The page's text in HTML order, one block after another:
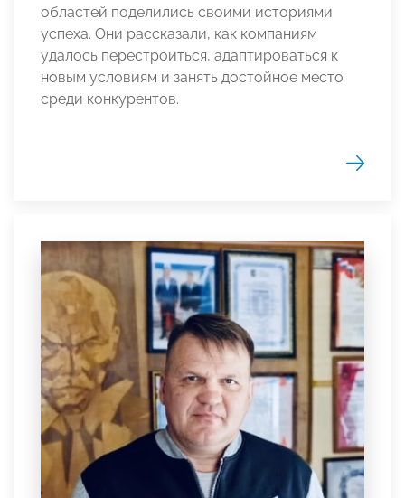
областей поделились своими историями
успеха. Они рассказали, как компаниям
удалось перестроиться, адаптироваться к
новым условиям и занять достойное место
среди конкурентов.